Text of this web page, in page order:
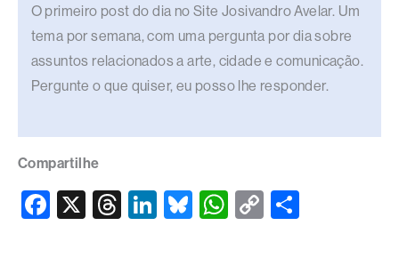
O primeiro post do dia no Site Josivandro Avelar. Um
tema por semana, com uma pergunta por dia sobre
assuntos relacionados a arte, cidade e comunicação.
Pergunte o que quiser, eu posso lhe responder.
Compartilhe
F
X
T
Li
Bl
W
C